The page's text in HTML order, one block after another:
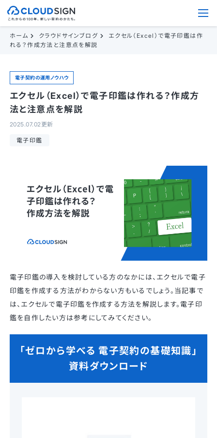
ホーム クラウドサインブログ
エクセル（Excel）で電子印鑑は作
れる？作成方法と注意点を解説
電子契約の運用ノウハウ
エクセル（Excel）で電子印鑑は作れる？作成方
法と注意点を解説
2025.07.02更新
電子印鑑
電子印鑑の導入を検討している方のなかには、エクセルで電子
印鑑を作成する方法がわからない方もいるでしょう。当記事で
は、エクセルで電子印鑑を作成する方法を解説します。電子印
鑑を自作したい方は参考にしてみてください。
「ゼロから学べる 電子契約の基礎知識」
資料ダウンロード